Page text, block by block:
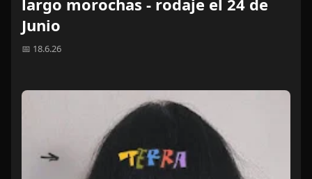
largo morochas - rodaje el 24 de
Junio
📅 18.6.26